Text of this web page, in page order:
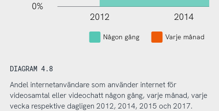
0%
2012 2014
Någon gång Varje månad
DIAGRAM 4.8
Andel internetanvändare som använder internet för
videosamtal eller videochatt någon gång, varje månad, varje
vecka respektive dagligen 2012, 2014, 2015 och 2017.